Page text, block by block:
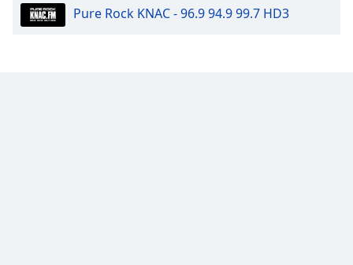
Font
Pure Rock KNAC - 96.9 94.9 99.7 HD3